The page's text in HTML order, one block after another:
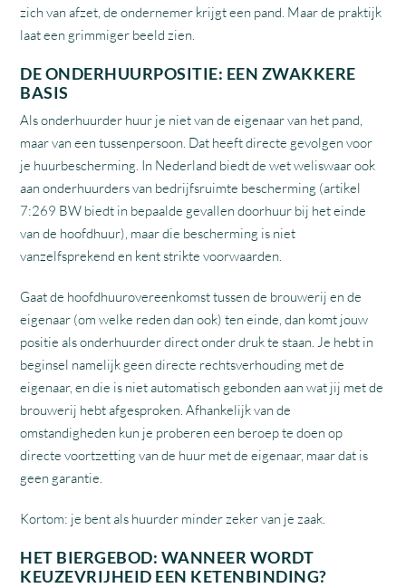
zich van afzet, de ondernemer krijgt een pand. Maar de praktijk
laat een grimmiger beeld zien.
DE ONDERHUURPOSITIE: EEN ZWAKKERE
BASIS
Als onderhuurder huur je niet van de eigenaar van het pand,
maar van een tussenpersoon. Dat heeft directe gevolgen voor
je huurbescherming. In Nederland biedt de wet weliswaar ook
aan onderhuurders van bedrijfsruimte bescherming (artikel
7:269 BW biedt in bepaalde gevallen doorhuur bij het einde
van de hoofdhuur), maar die bescherming is niet
vanzelfsprekend en kent strikte voorwaarden.
Gaat de hoofdhuurovereenkomst tussen de brouwerij en de
eigenaar (om welke reden dan ook) ten einde, dan komt jouw
positie als onderhuurder direct onder druk te staan. Je hebt in
beginsel namelijk geen directe rechtsverhouding met de
eigenaar, en die is niet automatisch gebonden aan wat jij met de
brouwerij hebt afgesproken. Afhankelijk van de
omstandigheden kun je proberen een beroep te doen op
directe voortzetting van de huur met de eigenaar, maar dat is
geen garantie.
Kortom: je bent als huurder minder zeker van je zaak.
HET BIERGEBOD: WANNEER WORDT
KEUZEVRIJHEID EEN KETENBINDING?